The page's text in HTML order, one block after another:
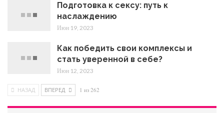
Подготовка к сексу: путь к
наслаждению
Июн 19, 2023
Как победить свои комплексы и
стать уверенной в себе?
Июн 12, 2023
НАЗАД ВПЕРЕД 1 из 262